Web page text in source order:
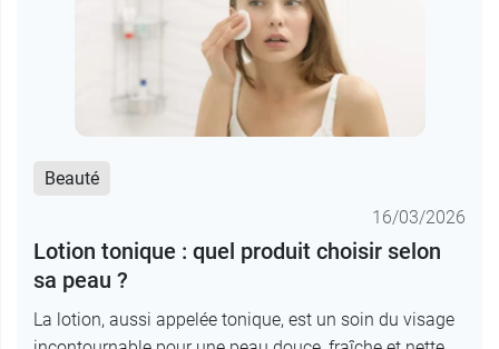
Beauté
16/03/2026
Lotion tonique : quel produit choisir selon
sa peau ?
La lotion, aussi appelée tonique, est un soin du visage